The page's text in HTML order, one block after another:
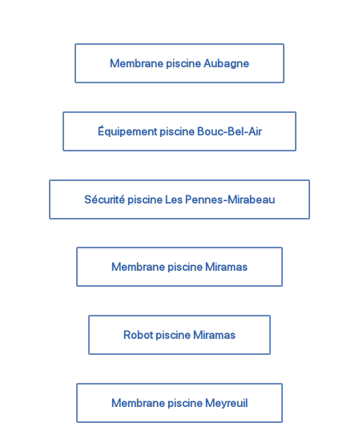
Membrane piscine Aubagne
Équipement piscine Bouc-Bel-Air
Sécurité piscine Les Pennes-Mirabeau
Membrane piscine Miramas
Robot piscine Miramas
Membrane piscine Meyreuil